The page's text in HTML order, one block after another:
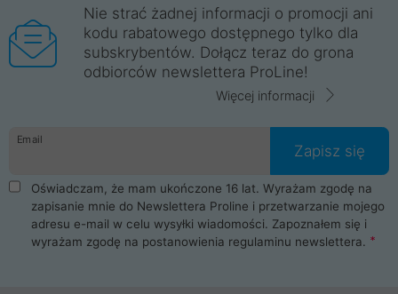
Nie strać żadnej informacji o promocji ani
kodu rabatowego dostępnego tylko dla
subskrybentów. Dołącz teraz do grona
odbiorców newslettera ProLine!
Więcej informacji
Email
Zapisz się
Oświadczam, że mam ukończone 16 lat. Wyrażam zgodę na
zapisanie mnie do Newslettera Proline i przetwarzanie mojego
adresu e-mail w celu wysyłki wiadomości. Zapoznałem się i
wyrażam zgodę na postanowienia regulaminu newslettera.